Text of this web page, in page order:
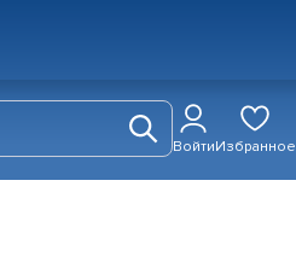
ВойтиИзбранное